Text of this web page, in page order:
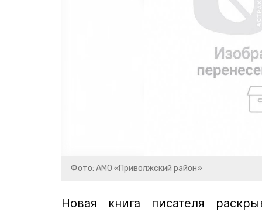
Фото: АМО «Приволжский район»
Новая книга писателя